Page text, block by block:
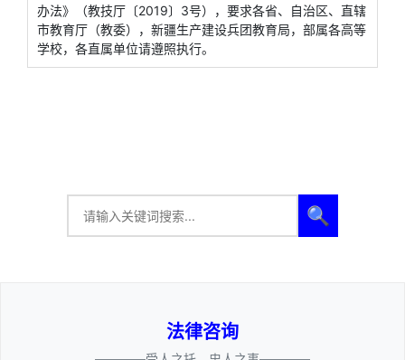
办法》（教技厅〔2019〕3号），要求各省、自治区、直辖
市教育厅（教委），新疆生产建设兵团教育局，部属各高等
学校，各直属单位请遵照执行。
🔍
法律咨询